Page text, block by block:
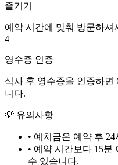
즐기기
예약 시간에 맞춰 방문하셔
4
영수증 인증
식사 후 영수증을 인증하면
니다.
💡 유의사항
• 예치금은 예약 후 24
• 예약 시간보다 15분
수 있습니다.